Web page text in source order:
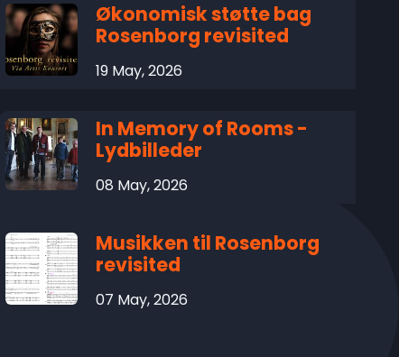
Økonomisk støtte bag
Rosenborg revisited
19 May, 2026
In Memory of Rooms -
Lydbilleder
08 May, 2026
Musikken til Rosenborg
revisited
07 May, 2026